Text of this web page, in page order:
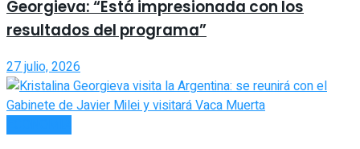
Georgieva: “Está impresionada con los
resultados del programa”
27 julio, 2026